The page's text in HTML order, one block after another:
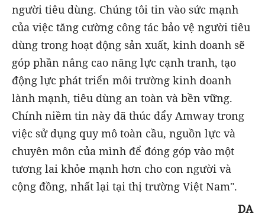
người tiêu dùng. Chúng tôi tin vào sức mạnh
của việc tăng cường công tác bảo vệ người tiêu
dùng trong hoạt động sản xuất, kinh doanh sẽ
góp phần nâng cao năng lực cạnh tranh, tạo
động lực phát triển môi trường kinh doanh
lành mạnh, tiêu dùng an toàn và bền vững.
Chính niềm tin này đã thúc đẩy Amway trong
việc sử dụng quy mô toàn cầu, nguồn lực và
chuyên môn của mình để đóng góp vào một
tương lai khỏe mạnh hơn cho con người và
cộng đồng, nhất lại tại thị trường Việt Nam".
DA